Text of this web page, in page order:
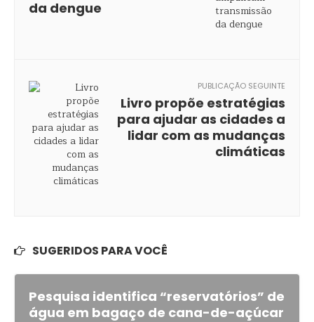
da dengue
PUBLICAÇÃO SEGUINTE
Livro propõe estratégias
para ajudar as cidades a
lidar com as mudanças
climáticas
SUGERIDOS PARA VOCÊ
Pesquisa identifica “reservatórios” de
água em bagaço de cana-de-açúcar